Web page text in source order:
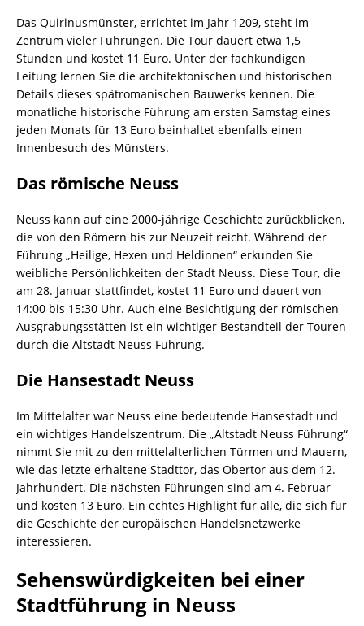
Das Quirinusmünster, errichtet im Jahr 1209, steht im
Zentrum vieler Führungen. Die Tour dauert etwa 1,5
Stunden und kostet 11 Euro. Unter der fachkundigen
Leitung lernen Sie die architektonischen und historischen
Details dieses spätromanischen Bauwerks kennen. Die
monatliche historische Führung am ersten Samstag eines
jeden Monats für 13 Euro beinhaltet ebenfalls einen
Innenbesuch des Münsters.
Das römische Neuss
Neuss kann auf eine 2000-jährige Geschichte zurückblicken,
die von den Römern bis zur Neuzeit reicht. Während der
Führung „Heilige, Hexen und Heldinnen“ erkunden Sie
weibliche Persönlichkeiten der Stadt Neuss. Diese Tour, die
am 28. Januar stattfindet, kostet 11 Euro und dauert von
14:00 bis 15:30 Uhr. Auch eine Besichtigung der römischen
Ausgrabungsstätten ist ein wichtiger Bestandteil der Touren
durch die Altstadt Neuss Führung.
Die Hansestadt Neuss
Im Mittelalter war Neuss eine bedeutende Hansestadt und
ein wichtiges Handelszentrum. Die „Altstadt Neuss Führung“
nimmt Sie mit zu den mittelalterlichen Türmen und Mauern,
wie das letzte erhaltene Stadttor, das Obertor aus dem 12.
Jahrhundert. Die nächsten Führungen sind am 4. Februar
und kosten 13 Euro. Ein echtes Highlight für alle, die sich für
die Geschichte der europäischen Handelsnetzwerke
interessieren.
Sehenswürdigkeiten bei einer
Stadtführung in Neuss